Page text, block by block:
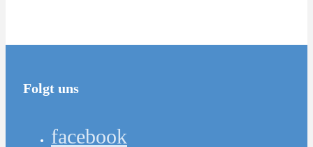
Folgt uns
facebook